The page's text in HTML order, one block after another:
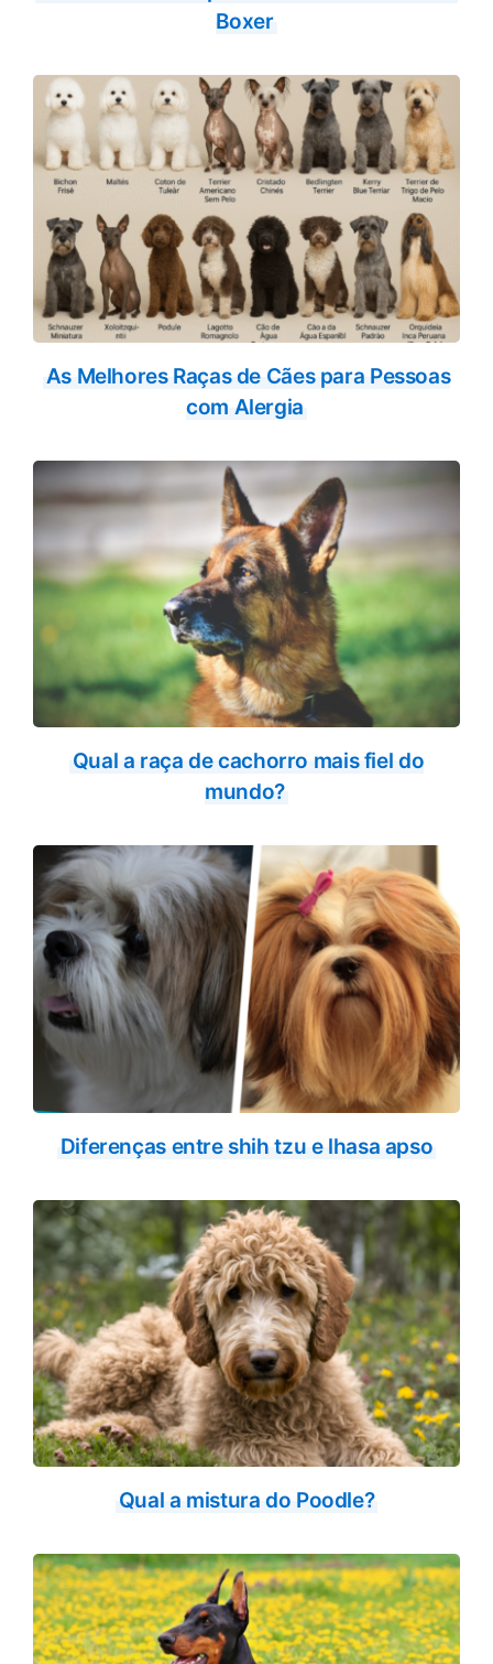
Boxer
As Melhores Raças de Cães para Pessoas
com Alergia
Qual a raça de cachorro mais fiel do
mundo?
Diferenças entre shih tzu e lhasa apso
Qual a mistura do Poodle?